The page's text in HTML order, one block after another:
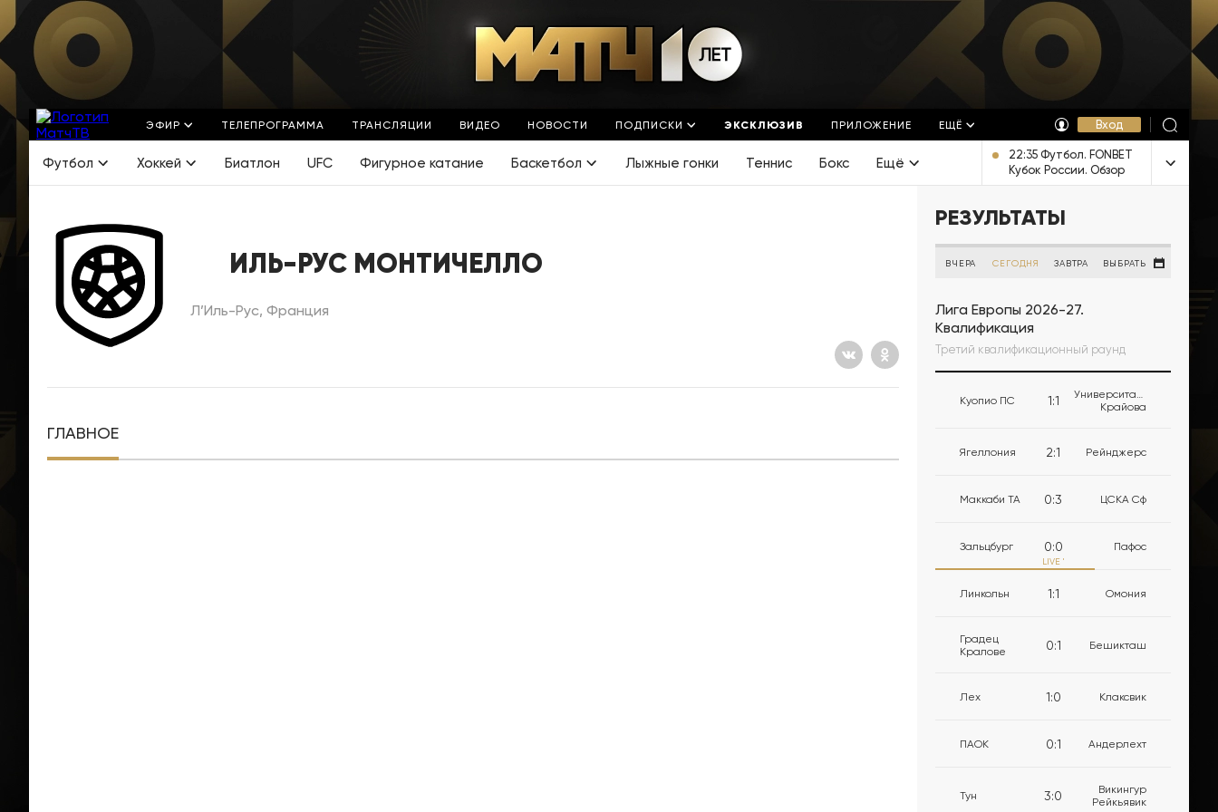
ЭФИР ТЕЛЕПРОГРАММА ТРАНСЛЯЦИИ ВИДЕО НОВОСТИ ПОДПИСКИ ЭКСКЛЮЗИВ ПРИЛОЖЕНИЕ ЕЩЁ Вход
Футбол Хоккей Биатлон UFC Фигурное катание Баскетбол Лыжные гонки Теннис Бокс Ещё
22:35 Футбол. FONBET
Кубок России. Обзор
[6+]
ИЛЬ-РУС МОНТИЧЕЛЛО
Л’Иль-Рус, Франция
ГЛАВНОЕ
РЕЗУЛЬТАТЫ
ВЧЕРА СЕГОДНЯ ЗАВТРА ВЫБРАТЬ
Лига Европы 2026-27.
Квалификация
Третий квалификационный раунд
Куопио ПС 1:1
Университатя
Крайова
Ягеллония 2:1 Рейнджерс
Маккаби ТА 0:3 ЦСКА Сф
Зальцбург 0:0 Пафос
LIVE '
Линкольн 1:1 Омония
Градец
Кралове
0:1 Бешикташ
Лех 1:0 Клаксвик
ПАОК 0:1 Андерлехт
Тун 3:0
Викингур
Рейкьявик